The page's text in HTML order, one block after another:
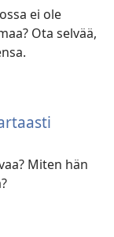
ei ole
Ota selvää,
Miten hän